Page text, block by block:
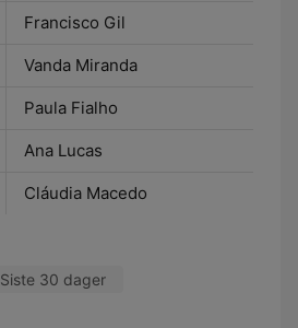
Francisco Gil
Vanda Miranda
Paula Fialho
Ana Lucas
Cláudia Macedo
Siste 30 dager